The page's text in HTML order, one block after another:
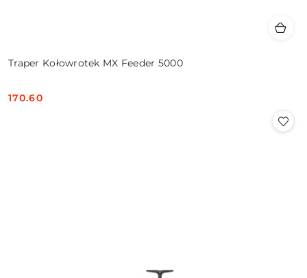
Traper Kołowrotek MX Feeder 5000
Cena:
170.60